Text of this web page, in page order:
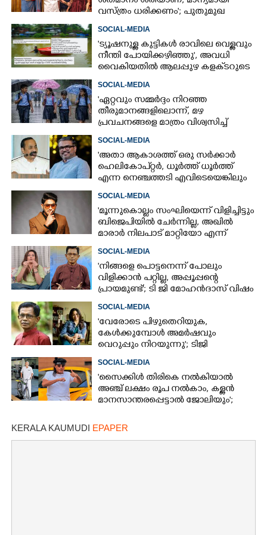
വസ്ത്രം ധരിക്കണം'; പുതുമുഖ
SOCIAL-MEDIA
'ട്യൂഷനുള്ള കുട്ടികൾ രാവിലെ വെള്ളവും
നീന്തി പോയിക്കഴിഞ്ഞു', അവധി
വൈകിയതിൽ ആലപ്പുഴ കളക്‌ടറുടെ
SOCIAL-MEDIA
"ഏറ്റവും സമ്മർദ്ദം നിറഞ്ഞ
തീരുമാനങ്ങളിലൊന്ന്,​ മഴ
പ്രവചനങ്ങളെ മാത്രം വിശ്വസിച്ച്
SOCIAL-MEDIA
'അതാ ആകാശത്ത് ഒരു സർക്കാർ
ഹെലികോപ്റ്റർ, ധൂർത്ത് ധൂർത്ത്
എന്ന നെഞ്ചത്തടി എവിടെയെങ്കിലും
SOCIAL-MEDIA
'മൂന്നുകൊല്ലം സംഘിയെന്ന് വിളിച്ചിട്ടും
ബിജെപിയിൽ ചേർന്നില്ല, അഖിൽ
മാരാർ നിലപാട് മാറ്റിയോ എന്ന്
SOCIAL-MEDIA
'നിങ്ങളെ പൊട്ടനെന്ന് പോലും
വിളിക്കാൻ പറ്റില്ല, അപ്പൂപ്പന്റെ
പ്രായമുണ്ട്'; ടി ജി മോഹൻദാസ് വിഷം
SOCIAL-MEDIA
'വേരോടെ പിഴുതെറിയുക,
കേൾക്കുമ്പോൾ അമർഷവും
വെറുപ്പും നിറയുന്നു'; ടിജി
മേനോൻ
SOCIAL-MEDIA
'സൈക്കിൾ തിരികെ നൽകിയാൽ
അഞ്ച് ലക്ഷം രൂപ നൽകാം, കള്ളൻ
മാനസാന്തരപ്പെട്ടാൽ ജോലിയും';
KERALA KAUMUDI EPAPER